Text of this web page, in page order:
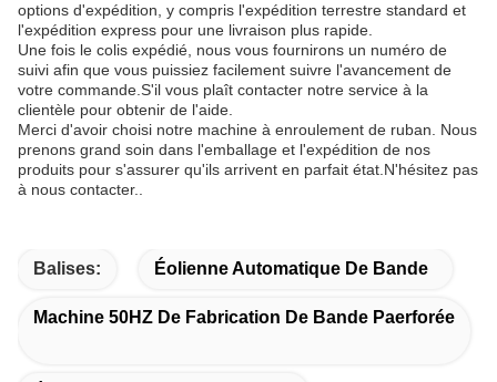
options d'expédition, y compris l'expédition terrestre standard et
l'expédition express pour une livraison plus rapide.
Une fois le colis expédié, nous vous fournirons un numéro de
suivi afin que vous puissiez facilement suivre l'avancement de
votre commande.S'il vous plaît contacter notre service à la
clientèle pour obtenir de l'aide.
Merci d'avoir choisi notre machine à enroulement de ruban. Nous
prenons grand soin dans l'emballage et l'expédition de nos
produits pour s'assurer qu'ils arrivent en parfait état.N'hésitez pas
à nous contacter..
Balises: Éolienne Automatique De Bande
Machine 50HZ De Fabrication De Bande Paerforée